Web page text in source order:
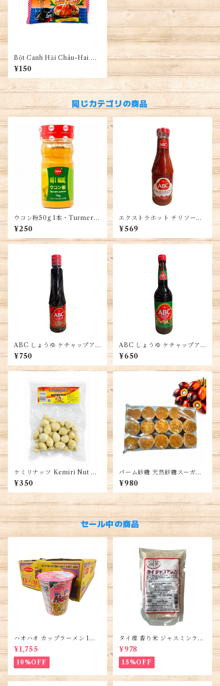
Bột Canh Hải Châu-Hai Ch
au 調味塩-Soup Powder(19
0g)
¥150
同じカテゴリの商品
ウコン粉50g 1本・Turmeric
Powder・Bột Nghệ
¥250
エクストラホット チリソー
ス、インドネシア産 395ml、
EXTRA HOT CHILI SAUC
E, SAMBAL EXTRA PEDAS
¥569
ABC しょうゆ ケチャップア
シン 醬油、品質大豆使用、風
味豊かな調味料、インドネシ
ア産、SOY SAUCE KECAP
¥750
ABC しょうゆ ケチャップア
シン 醬油、品質大豆使用、風
味豊かな調味料、インドネシ
ア産、SOY SAUCE KECAP
¥650
ケミリナッツ Kemiri Nut キ
ャンドルナッツ Candlenut 10
0g インドネシア産 本場アジ
ア料理用 スパイス 調味料 食材
¥350
パーム砂糖 天然砂糖スーガー
業務用 500g入るパック Palm
Sugar, Đường Thốt Nốt
¥980
セール中の商品
ハオハオ カップラーメン 1箱 1
2個入り・Hao Hao Instant
Noodles・Mì Hảo Hảo cốc
¥1,755
10%OFF
タイ産 香り米 ジャスミンライ
ス450g (2袋)・Thai Jasmine
Rice・Gao Thai
¥978
15%OFF